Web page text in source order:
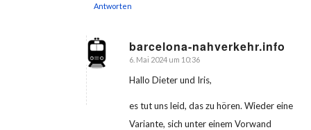
Antworten
barcelona-nahverkehr.info
sagte:
6. Mai 2024 um 10:36
Hallo Dieter und Iris,
es tut uns leid, das zu hören. Wieder eine
Variante, sich unter einem Vorwand